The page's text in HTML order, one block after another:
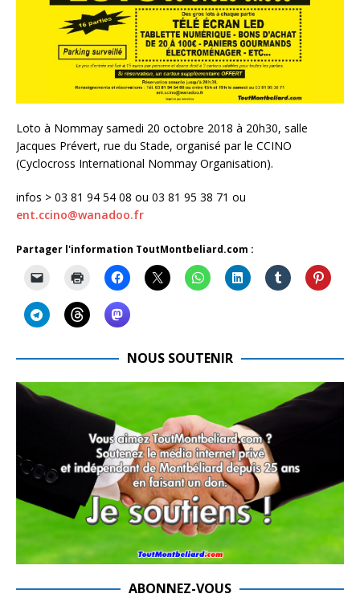
Loto à Nommay samedi 20 octobre 2018 à 20h30, salle
Jacques Prévert, rue du Stade, organisé par le CCINO
(Cyclocross International Nommay Organisation).
infos > 03 81 94 54 08 ou 03 81 95 38 71 ou
ent.ccino@wanadoo.fr
Partager l'information ToutMontbeliard.com :
NOUS SOUTENIR
ABONNEZ-VOUS